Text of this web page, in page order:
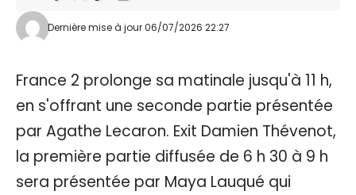
Dernière mise à jour 06/07/2026 22:27
France 2 prolonge sa matinale jusqu'à 11 h,
en s'offrant une seconde partie présentée
par Agathe Lecaron. Exit Damien Thévenot,
la première partie diffusée de 6 h 30 à 9 h
sera présentée par Maya Lauqué qui